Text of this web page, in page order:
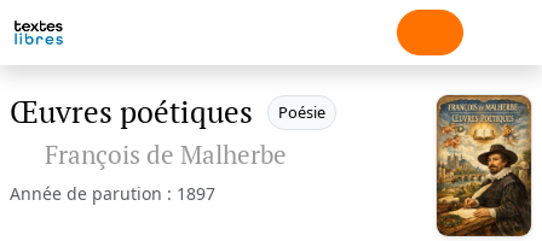
Œuvres poétiques Poésie
François de Malherbe
Année de parution : 1897